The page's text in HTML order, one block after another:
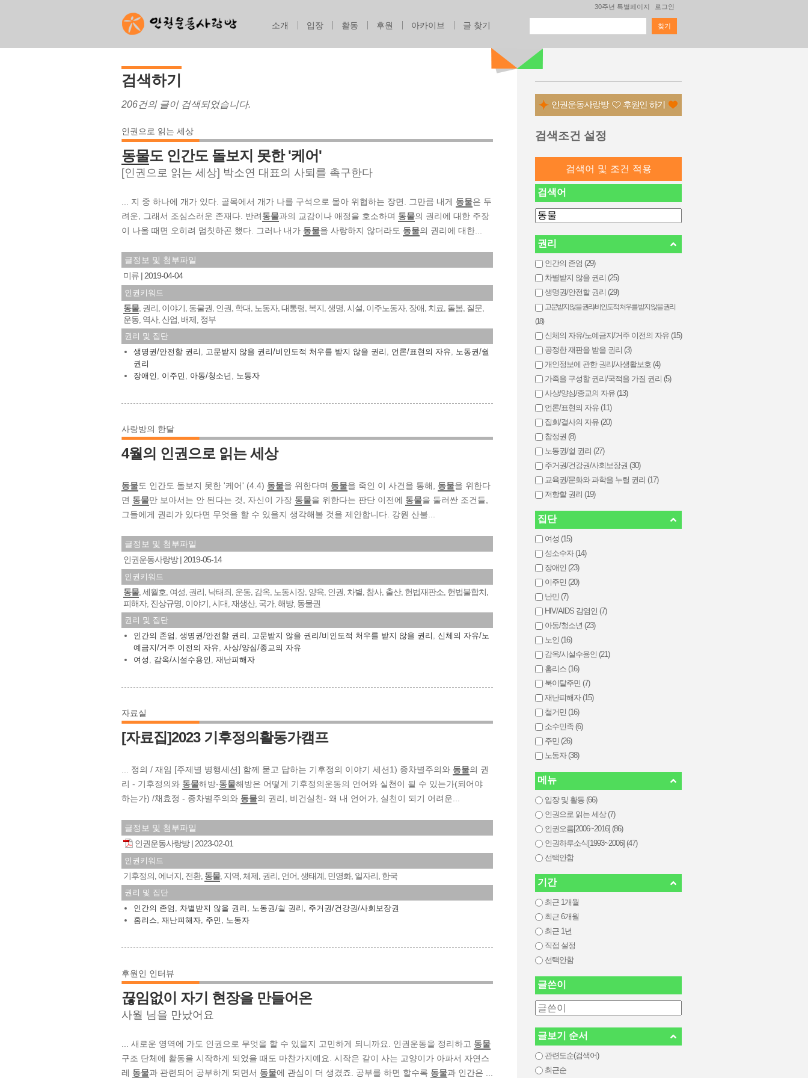
30주년 특별페이지 로그인
검색하기
206건의 글이 검색되었습니다.
인권으로 읽는 세상
동물도 인간도 돌보지 못한 '케어'
[인권으로 읽는 세상] 박소연 대표의 사퇴를 촉구한다
... 지 중 하나에 개가 있다. 골목에서 개가 나를 구석으로 몰아 위협하는 장면. 그만큼 내게 동물은 두
려운, 그래서 조심스러운 존재다. 반려동물과의 교감이나 애정을 호소하며 동물의 권리에 대한 주장
이 나올 때면 오히려 멈칫하곤 했다. 그러나 내가 동물을 사랑하지 않더라도 동물의 권리에 대한...
글정보 및 첨부파일
미류
2019-04-04
인권키워드
동물, 권리, 이야기, 동물권, 인권, 학대, 노동자, 대통령, 복지, 생명, 시설, 이주노동자, 장애, 치료, 돌봄, 질문,
운동, 역사, 산업, 배제, 정부
권리 및 집단
생명권/안전할 권리 , 고문받지 않을 권리/비인도적 처우를 받지 않을 권리 , 언론/표현의 자유, 노동권/쉴
권리
장애인 , 이주민 , 아동/청소년 , 노동자
사랑방의 한달
4월의 인권으로 읽는 세상
동물도 인간도 돌보지 못한 '케어' (4.4) 동물을 위한다며 동물을 죽인 이 사건을 통해, 동물을 위한다
면 동물만 보아서는 안 된다는 것, 자신이 가장 동물을 위한다는 판단 이전에 동물을 둘러싼 조건들,
그들에게 권리가 있다면 무엇을 할 수 있을지 생각해볼 것을 제안합니다. 강원 산불...
글정보 및 첨부파일
인권운동사랑방
2019-05-14
인권키워드
동물, 세월호, 여성, 권리, 낙태죄, 운동, 감옥, 노동시장, 양육, 인권, 차별, 참사, 출산, 헌법재판소, 헌법불합치,
피해자, 진상규명, 이야기, 시대, 재생산, 국가, 해방, 동물권
권리 및 집단
인간의 존엄 , 생명권/안전할 권리 , 고문받지 않을 권리/비인도적 처우를 받지 않을 권리 , 신체의 자유/노
예금지/거주 이전의 자유, 사상/양심/종교의 자유
여성 , 감옥/시설수용인 , 재난피해자
자료실
[자료집]2023 기후정의활동가캠프
... 정의 / 재임 [주제별 병행세션] 함께 묻고 답하는 기후정의 이야기 세션1) 종차별주의와 동물의 권
리 - 기후정의와 동물해방-동물해방은 어떻게 기후정의운동의 언어와 실천이 될 수 있는가(되어야
하는가) /채효정 - 종차별주의와 동물의 권리, 비건실천- 왜 내 언어가, 실천이 되기 어려운...
글정보 및 첨부파일
인권운동사랑방
2023-02-01
인권키워드
기후정의, 에너지, 전환, 동물, 지역, 체제, 권리, 언어, 생태계, 민영화, 일자리, 한국
권리 및 집단
인간의 존엄 , 차별받지 않을 권리 , 노동권/쉴 권리 , 주거권/건강권/사회보장권
홈리스, 재난피해자, 주민 , 노동자
후원인 인터뷰
끊임없이 자기 현장을 만들어온
사월 님을 만났어요
... 새로운 영역에 가도 인권으로 무엇을 할 수 있을지 고민하게 되니까요. 인권운동을 정리하고 동물
구조 단체에 활동을 시작하게 되었을 때도 마찬가지예요. 시작은 같이 사는 고양이가 아파서 자연스
레 동물과 관련되어 공부하게 되면서 동물에 관심이 더 생겼죠. 공부를 하면 할수록 동물과 인간은 ...
검색 폼
소개 입장 활동 후원 아카이브 글 찾기
검색조건 설정
검색어
권리
인간의 존엄 (29)
차별받지 않을 권리 (25)
생명권/안전할 권리 (29)
고문받지 않을 권리/비인도적 처우를 받지 않을 권리
(18)
신체의 자유/노예금지/거주 이전의 자유 (15)
공정한 재판을 받을 권리 (3)
개인정보에 관한 권리/사생활보호 (4)
가족을 구성할 권리/국적을 가질 권리 (5)
사상/양심/종교의 자유 (13)
언론/표현의 자유 (11)
집회/결사의 자유 (20)
참정권 (8)
노동권/쉴 권리 (27)
주거권/건강권/사회보장권 (30)
교육권/문화와 과학을 누릴 권리 (17)
저항할 권리 (19)
집단
여성 (15)
성소수자 (14)
장애인 (23)
이주민 (20)
난민 (7)
HIV/AIDS 감염인 (7)
아동/청소년 (23)
노인 (16)
감옥/시설수용인 (21)
홈리스 (16)
북이탈주민 (7)
재난피해자 (15)
철거민 (16)
소수민족 (6)
주민 (26)
노동자 (38)
메뉴
입장 및 활동 (66)
인권으로 읽는 세상 (7)
인권오름[2006~2016] (86)
인권하루소식[1993~2006] (47)
선택안함
기간
최근 1개월
최근 6개월
최근 1년
직접 설정
선택안함
글쓴이
글보기 순서
관련도순(검색어)
최근순